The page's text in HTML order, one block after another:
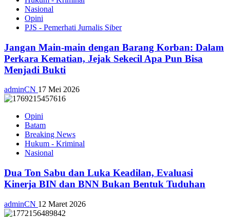
Nasional
Opini
PJS - Pemerhati Jurnalis Siber
Jangan Main-main dengan Barang Korban: Dalam
Perkara Kematian, Jejak Sekecil Apa Pun Bisa
Menjadi Bukti
adminCN 17 Mei 2026
Opini
Batam
Breaking News
Hukum - Kriminal
Nasional
Dua Ton Sabu dan Luka Keadilan, Evaluasi
Kinerja BIN dan BNN Bukan Bentuk Tuduhan
adminCN 12 Maret 2026